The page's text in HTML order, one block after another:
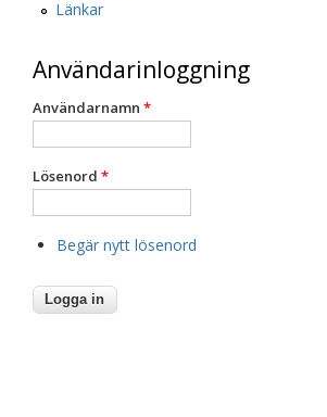
Länkar
Användarinloggning
Användarnamn *
Lösenord *
Begär nytt lösenord